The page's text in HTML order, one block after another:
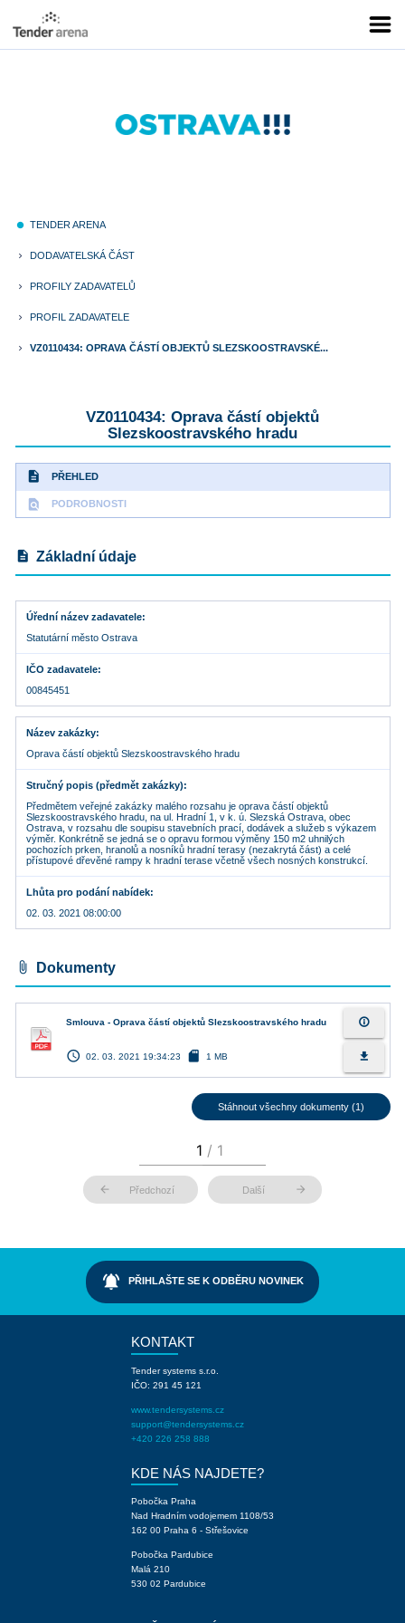
fiber_manual_record TENDER ARENA
keyboard_arrow_right DODAVATELSKÁ ČÁST
keyboard_arrow_right PROFILY ZADAVATELŮ
keyboard_arrow_right PROFIL ZADAVATELE
keyboard_arrow_right VZ0110434: OPRAVA ČÁSTÍ OBJEKTŮ SLEZSKOOSTRAVSKÉ...
VZ0110434: Oprava částí objektů
Slezskoostravského hradu
description PŘEHLED
find_in_page PODROBNOSTI
description Základní údaje
Úřední název zadavatele
Statutární město Ostrava
IČO zadavatele
00845451
Název zakázky
Oprava částí objektů Slezskoostravského hradu
Stručný popis (předmět zakázky)
Předmětem veřejné zakázky malého rozsahu je oprava částí objektů
Slezskoostravského hradu, na ul. Hradní 1, v k. ú. Slezská Ostrava, obec
Ostrava, v rozsahu dle soupisu stavebních prací, dodávek a služeb s výkazem
výměr. Konkrétně se jedná se o opravu formou výměny 150 m2 uhnilých
pochozích prken, hranolů a nosníků hradní terasy (nezakrytá část) a celé
přístupové dřevěné rampy k hradní terase včetně všech nosných konstrukcí.
Lhůta pro podání nabídek
02. 03. 2021 08:00:00
attach_file Dokumenty
Smlouva - Oprava částí objektů Slezskoostravského hradu
access_time 02. 03. 2021 19:34:23 sd_card 1 MB
info_outline
file_download
Stáhnout všechny dokumenty (1)
arrow_back Předchozí Další arrow_forward
notifications_active PŘIHLAŠTE SE K ODBĚRU NOVINEK
KONTAKT
Tender systems s.r.o.
IČO: 291 45 121
www.tendersystems.cz
support@tendersystems.cz
+420 226 258 888
KDE NÁS NAJDETE?
Pobočka Praha
Nad Hradním vodojemem 1108/53
162 00 Praha 6 - Střešovice
Pobočka Pardubice
Malá 210
530 02 Pardubice